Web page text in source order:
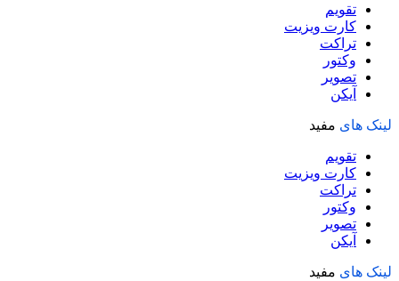
تقویم
کارت ویزیت
تراکت
وکتور
تصویر
آیکن
لینک های مفید
تقویم
کارت ویزیت
تراکت
وکتور
تصویر
آیکن
لینک های مفید